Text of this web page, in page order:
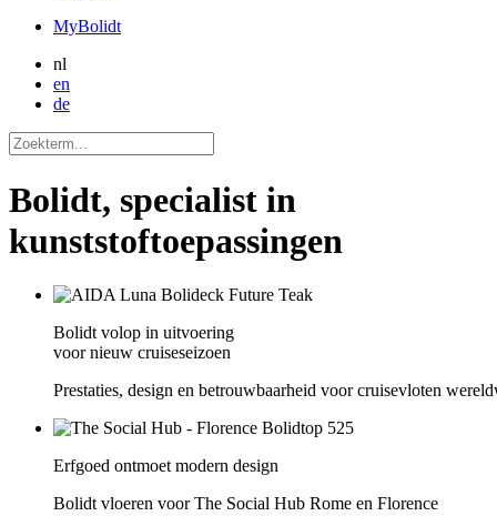
MyBolidt
nl
en
de
Bolidt, specialist in
kunststoftoepassingen
Bolidt volop in uitvoering
voor nieuw cruiseseizoen
Prestaties, design en betrouwbaarheid voor cruisevloten
Erfgoed ontmoet modern design
Bolidt vloeren voor The Social Hub Rome en Florence